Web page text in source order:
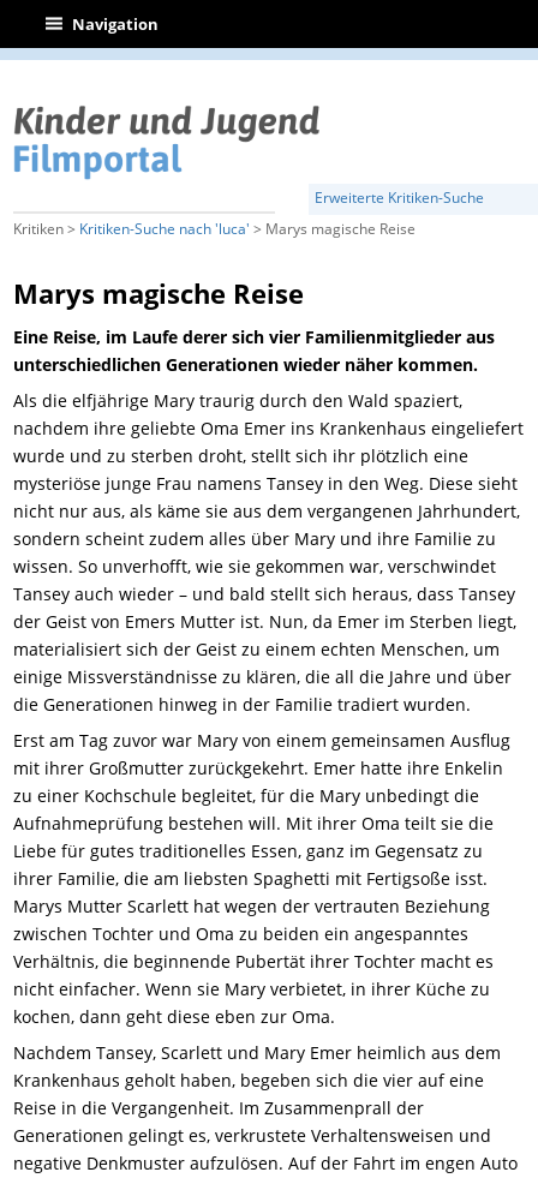
| Navigation
Erweiterte Kritiken-Suche
Kritiken > Kritiken-Suche nach 'luca'> Marys magische Reise
Marys magische Reise
Eine Reise, im Laufe derer sich vier Familienmitglieder aus
unterschiedlichen Generationen wieder näher kommen.
Als die elfjährige Mary traurig durch den Wald spaziert,
nachdem ihre geliebte Oma Emer ins Krankenhaus eingeliefert
wurde und zu sterben droht, stellt sich ihr plötzlich eine
mysteriöse junge Frau namens Tansey in den Weg. Diese sieht
nicht nur aus, als käme sie aus dem vergangenen Jahrhundert,
sondern scheint zudem alles über Mary und ihre Familie zu
wissen. So unverhofft, wie sie gekommen war, verschwindet
Tansey auch wieder – und bald stellt sich heraus, dass Tansey
der Geist von Emers Mutter ist. Nun, da Emer im Sterben liegt,
materialisiert sich der Geist zu einem echten Menschen, um
einige Missverständnisse zu klären, die all die Jahre und über
die Generationen hinweg in der Familie tradiert wurden.
Erst am Tag zuvor war Mary von einem gemeinsamen Ausflug
mit ihrer Großmutter zurückgekehrt. Emer hatte ihre Enkelin
zu einer Kochschule begleitet, für die Mary unbedingt die
Aufnahmeprüfung bestehen will. Mit ihrer Oma teilt sie die
Liebe für gutes traditionelles Essen, ganz im Gegensatz zu
ihrer Familie, die am liebsten Spaghetti mit Fertigsoße isst.
Marys Mutter Scarlett hat wegen der vertrauten Beziehung
zwischen Tochter und Oma zu beiden ein angespanntes
Verhältnis, die beginnende Pubertät ihrer Tochter macht es
nicht einfacher. Wenn sie Mary verbietet, in ihrer Küche zu
kochen, dann geht diese eben zur Oma.
Nachdem Tansey, Scarlett und Mary Emer heimlich aus dem
Krankenhaus geholt haben, begeben sich die vier auf eine
Reise in die Vergangenheit. Im Zusammenprall der
Generationen gelingt es, verkrustete Verhaltensweisen und
negative Denkmuster aufzulösen. Auf der Fahrt im engen Auto